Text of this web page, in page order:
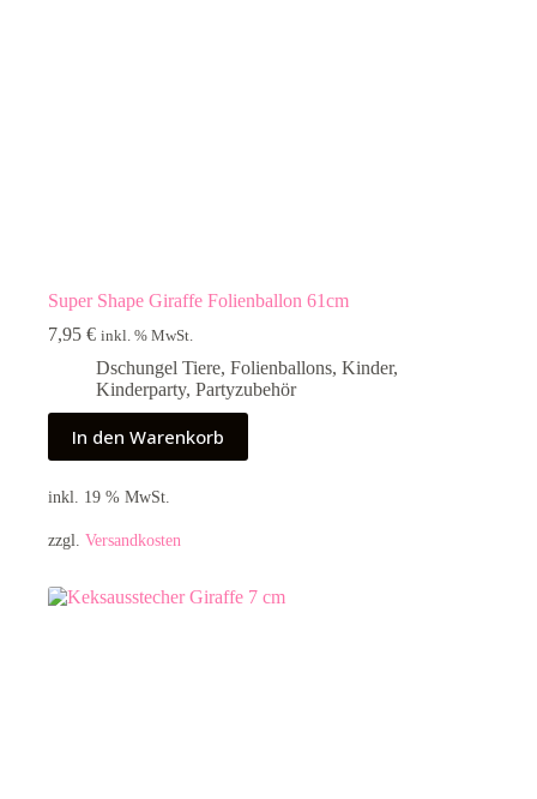
Super Shape Giraffe Folienballon 61cm
7,95 € inkl. % MwSt.
Dschungel Tiere, Folienballons, Kinder,
Kinderparty, Partyzubehör
In den Warenkorb
inkl. 19 % MwSt.
zzgl. Versandkosten